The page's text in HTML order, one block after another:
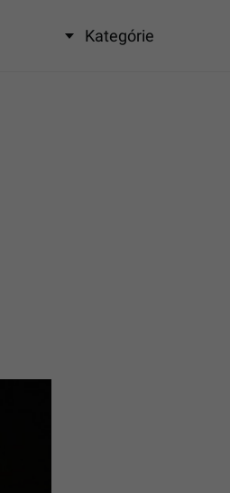
Kategórie